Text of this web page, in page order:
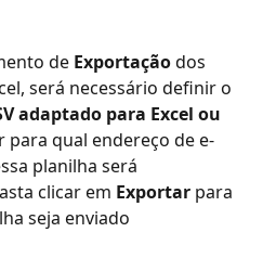
de Exportação dos
será necessário definir o
adaptado para Excel ou
para qual endereço de e-
planilha será
clicar em Exportar para
seja enviado